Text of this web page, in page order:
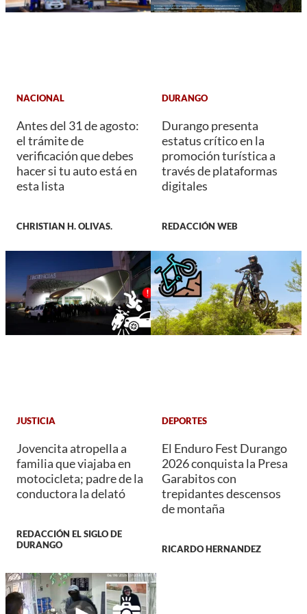
NACIONAL
Antes del 31 de agosto:
el trámite de
verificación que debes
hacer si tu auto está en
esta lista
CHRISTIAN H. OLIVAS.
DURANGO
Durango presenta
estatus crítico en la
promoción turística a
través de plataformas
digitales
REDACCIÓN WEB
JUSTICIA
Jovencita atropella a
familia que viajaba en
motocicleta; padre de la
conductora la delató
REDACCIÓN EL SIGLO DE
DURANGO
DEPORTES
El Enduro Fest Durango
2026 conquista la Presa
Garabitos con
trepidantes descensos
de montaña
RICARDO HERNANDEZ